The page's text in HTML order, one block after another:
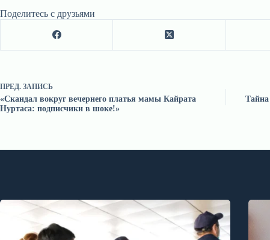
Поделитесь с друзьями
ПРЕД. ЗАПИСЬ
«Скандал вокруг вечернего платья мамы Кайрата
Нуртаса: подписчики в шоке!»
Тайна